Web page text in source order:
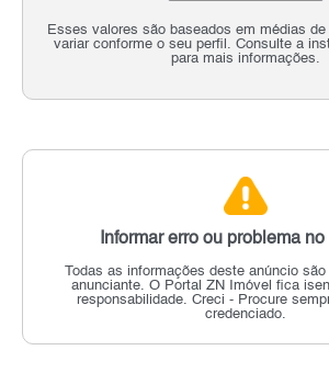
Esses valores são baseados em médias de
variar conforme o seu perfil. Consulte a
para mais informações.
Informar erro ou problema
Todas as informações deste anúncio
anunciante. O Portal ZN Imóvel fica
responsabilidade. Creci - Procure
credenciado.